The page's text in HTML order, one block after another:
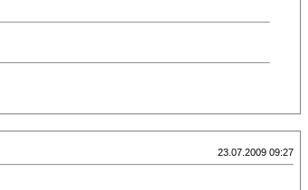
23.07.2009 09:27